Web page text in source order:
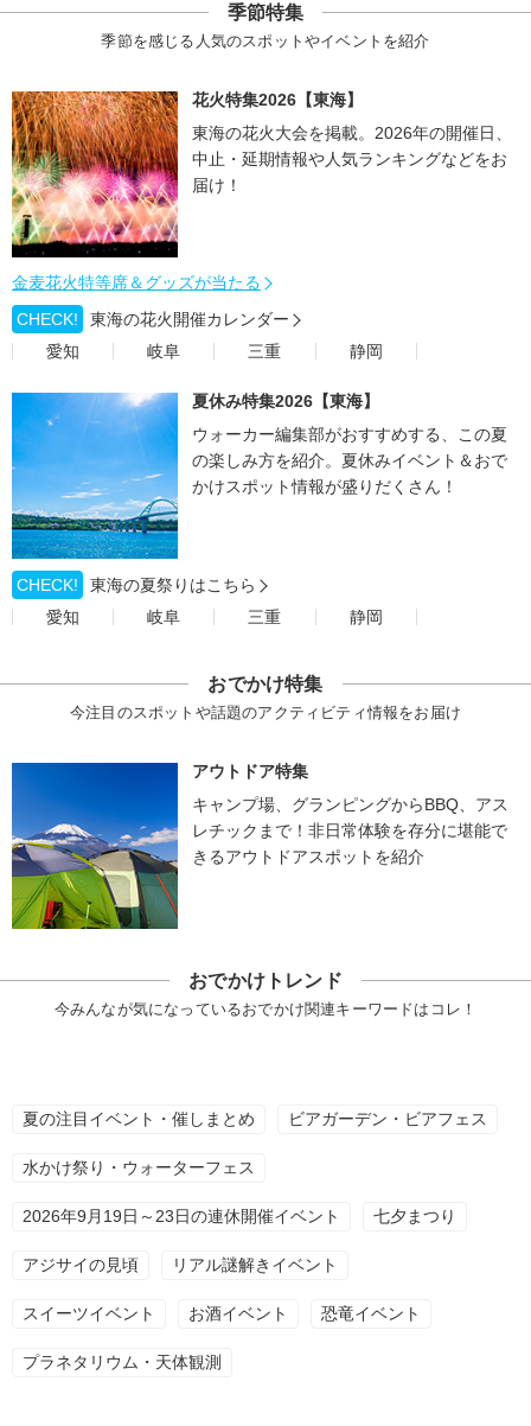
季節特集
季節を感じる人気のスポットやイベントを紹介
花火特集2026【東海】
東海の花火大会を掲載。2026年の開催日、
中止・延期情報や人気ランキングなどをお
届け！
金麦花火特等席＆グッズが当たる
CHECK!
東海の花火開催カレンダー
愛知
岐阜 三重 静岡
夏休み特集2026【東海】
ウォーカー編集部がおすすめする、この夏
の楽しみ方を紹介。夏休みイベント＆おで
かけスポット情報が盛りだくさん！
CHECK!
東海の夏祭りはこちら
愛知
岐阜 三重 静岡
おでかけ特集
今注目のスポットや話題のアクティビティ情報をお届け
アウトドア特集
キャンプ場、グランピングからBBQ、アス
レチックまで！非日常体験を存分に堪能で
きるアウトドアスポットを紹介
おでかけトレンド
今みんなが気になっているおでかけ関連キーワードはコレ！
夏の注目イベント・催しまとめ ビアガーデン・ビアフェス
水かけ祭り・ウォーターフェス
2026年9月19日～23日の連休開催イベント 七夕まつり
アジサイの見頃 リアル謎解きイベント
スイーツイベント お酒イベント 恐竜イベント
プラネタリウム・天体観測